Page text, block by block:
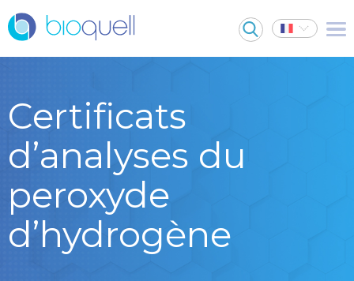
Certificats
d’analyses du
peroxyde
d’hydrogène